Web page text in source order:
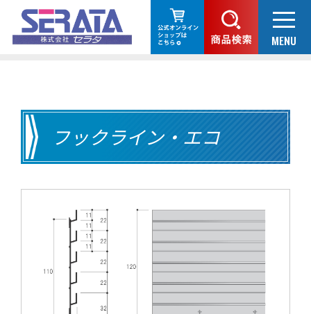
フックライン・エコ